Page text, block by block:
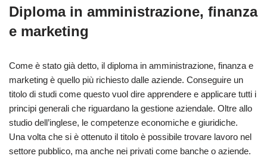
Diploma in amministrazione, finanza
e marketing
Come è stato già detto, il diploma in amministrazione, finanza e
marketing è quello più richiesto dalle aziende. Conseguire un
titolo di studi come questo vuol dire apprendere e applicare tutti i
principi generali che riguardano la gestione aziendale. Oltre allo
studio dell’inglese, le competenze economiche e giuridiche.
Una volta che si è ottenuto il titolo è possibile trovare lavoro nel
settore pubblico, ma anche nei privati come banche o aziende.